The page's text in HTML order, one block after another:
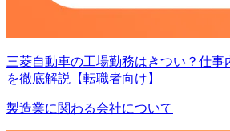
三菱自動車の工場勤務はきつい？仕事
を徹底解説【転職者向け】
製造業に関わる会社について